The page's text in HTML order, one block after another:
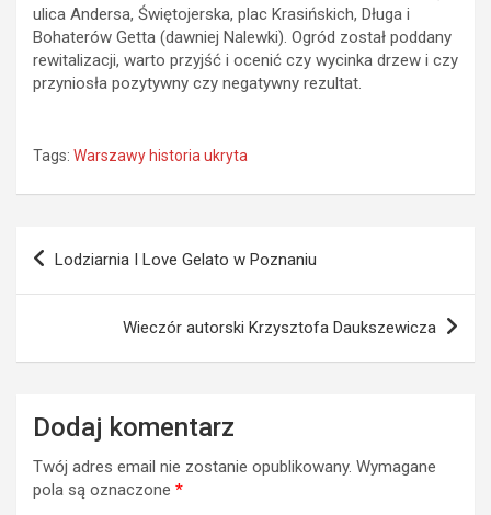
ulica Andersa, Świętojerska, plac Krasińskich, Długa i
Bohaterów Getta (dawniej Nalewki). Ogród został poddany
rewitalizacji, warto przyjść i ocenić czy wycinka drzew i czy
przyniosła pozytywny czy negatywny rezultat.
Tags: Warszawy historia ukryta
Nawigacja
wpisu
Lodziarnia I Love Gelato w Poznaniu
Wieczór autorski Krzysztofa Daukszewicza
Dodaj komentarz
Twój adres email nie zostanie opublikowany. Wymagane
pola są oznaczone *